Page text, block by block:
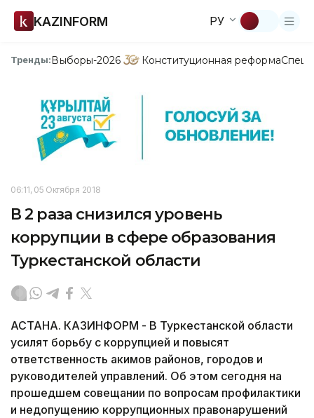
KAZINFORM РУ
Тренды:Выборы-2026 Конституционная реформа
06:11, 05 Октября 2018
В 2 раза снизился уровень
коррупции в сфере образования
Туркестанской области
АСТАНА. КАЗИНФОРМ - В Туркестанской области
усилят борьбу с коррупцией и повысят
ответственность акимов районов, городов и
руководителей управлений. Об этом сегодня на
прошедшем совещании по вопросам профилактики
и недопущению коррупционных правонарушений